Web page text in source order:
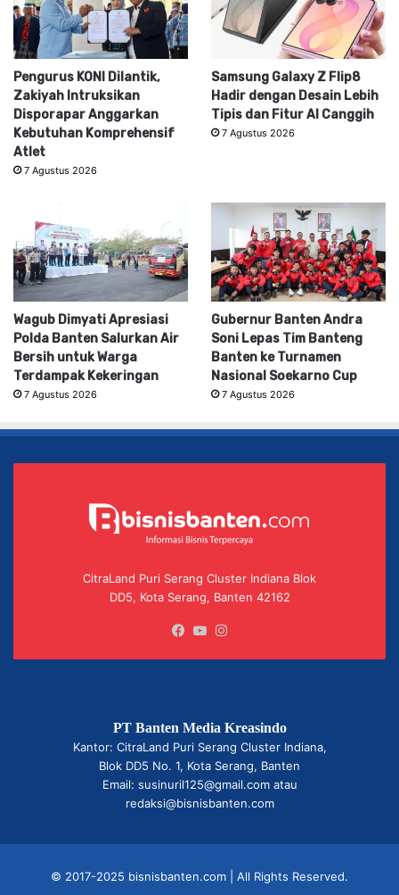
Pengurus KONI Dilantik,
Zakiyah Intruksikan
Disporapar Anggarkan
Kebutuhan Komprehensif
Atlet
7 Agustus 2026
Samsung Galaxy Z Flip8
Hadir dengan Desain Lebih
Tipis dan Fitur AI Canggih
7 Agustus 2026
Wagub Dimyati Apresiasi
Polda Banten Salurkan Air
Bersih untuk Warga
Terdampak Kekeringan
7 Agustus 2026
Gubernur Banten Andra
Soni Lepas Tim Banteng
Banten ke Turnamen
Nasional Soekarno Cup
7 Agustus 2026
CitraLand Puri Serang Cluster Indiana Blok
DD5, Kota Serang, Banten 42162
Facebook
YouTube
PT Banten Media Kreasindo
Kantor: CitraLand Puri Serang Cluster Indiana,
Blok DD5 No. 1, Kota Serang, Banten
Email: susinuril125@gmail.com atau
redaksi@bisnisbanten.com
© 2017-2025 bisnisbanten.com | All Rights Reserved.